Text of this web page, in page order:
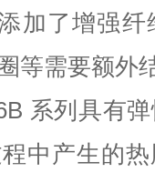
加了增强
等需要额外
系列具有
中产生的